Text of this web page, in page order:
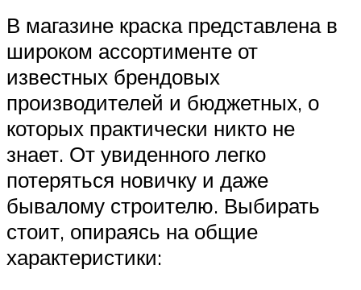
В магазине краска представлена в
широком ассортименте от
известных брендовых
производителей и бюджетных, о
которых практически никто не
знает. От увиденного легко
потеряться новичку и даже
бывалому строителю. Выбирать
стоит, опираясь на общие
характеристики: